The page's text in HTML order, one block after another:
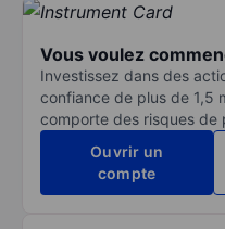
Vous voulez
Investissez dans des
confiance de plus de 1,5
comporte des risques de
Ouvrir un
compte